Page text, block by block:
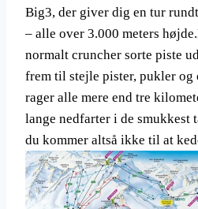
Big3, der giver dig en tur
– alle over 3.000 meters
normalt cruncher sorte piste
frem til stejle pister, pukler og
rager alle mere end tre
lange nedfarter i de
du kommer altså ikke til at